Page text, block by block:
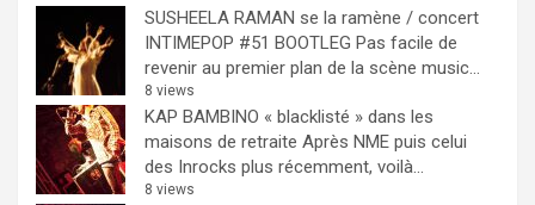
SUSHEELA RAMAN se la ramène / concert
INTIMEPOP #51 BOOTLEG Pas facile de
revenir au premier plan de la scène music...
8 views
KAP BAMBINO « blacklisté » dans les
maisons de retraite Après NME puis celui
des Inrocks plus récemment, voilà...
8 views